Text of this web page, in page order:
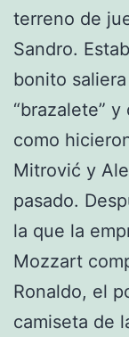
terreno de
Sandro.
bonito
“brazalete”
como
Mitrović y
pasado.
la que la
Mozzart
Ronaldo, el
camiseta de